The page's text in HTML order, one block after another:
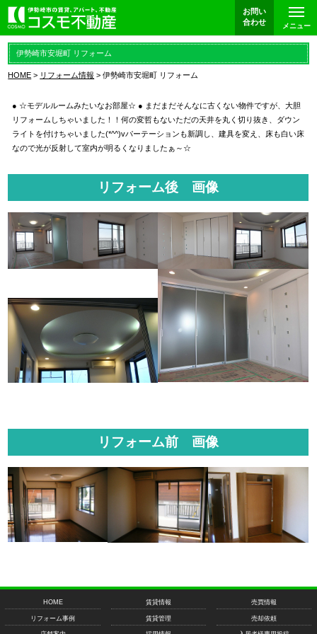
お問い
合わせ
メニュー
伊勢崎市安堀町 リフォーム
HOME リフォーム情報 伊勢崎市安堀町 リフォーム
● ☆モデルルームみたいなお部屋☆ ● まだまだそんなに古くない物件ですが、大胆
リフォームしちゃいました！！何の変哲もないただの天井を丸く切り抜き、ダウン
ライトを付けちゃいました(*^^)vパーテーションも新調し、建具を変え、床も白い床
なので光が反射して室内が明るくなりましたぁ～☆
リフォーム後 画像
リフォーム前 画像
HOME 賃貸情報 売買情報
リフォーム事例 賃貸管理 売却依頼